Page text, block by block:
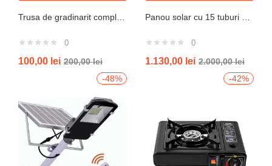
0
100,00 lei 200,00lei
0
1.130,00 lei 2.000,00lei
-48%
-42%